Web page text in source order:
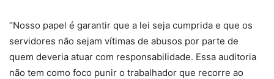
“Nosso papel é garantir que a lei seja cumprida e que os
servidores não sejam vítimas de abusos por parte de
quem deveria atuar com responsabilidade. Essa auditoria
não tem como foco punir o trabalhador que recorre ao